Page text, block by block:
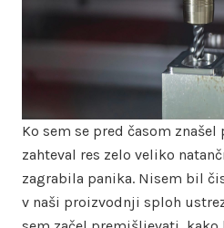
Ko sem se pred časom
zahteval res zelo veliko
zagrabila panika. Nisem bil
v naši proizvodnji sploh